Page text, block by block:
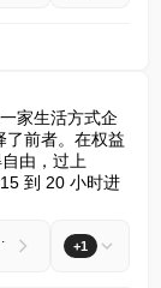
家生活方式企
了前者。在权益
由，过上
到 20 小时进
Samurai +1